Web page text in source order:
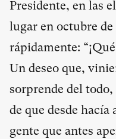
Presidente, en las
lugar en octubre
rápidamente:
Un deseo que,
sorprende del todo,
de que desde
gente que antes